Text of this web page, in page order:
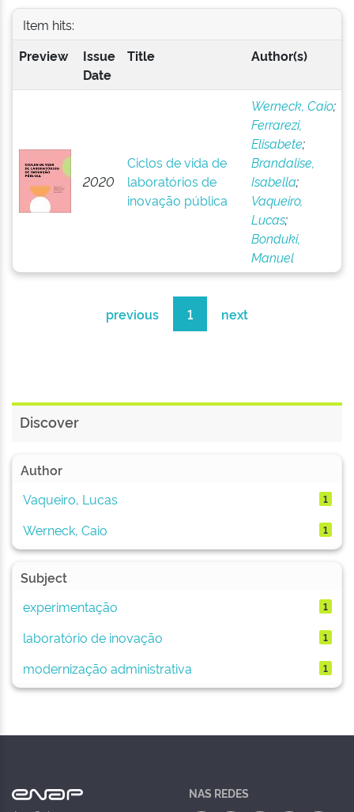
Item hits:
Preview
Issue
Date
Title Author(s)
2020
Ciclos de vida de
laboratórios de
inovação pública
Werneck, Caio;
Ferrarezi,
Elisabete;
Brandalise,
Isabella;
Vaqueiro,
Lucas;
Bonduki,
Manuel
previous 1 next
Discover
Author
Vaqueiro, Lucas
1
Werneck, Caio 1
Subject
experimentação
1
laboratório de inovação 1
modernização administrativa 1
NAS REDES